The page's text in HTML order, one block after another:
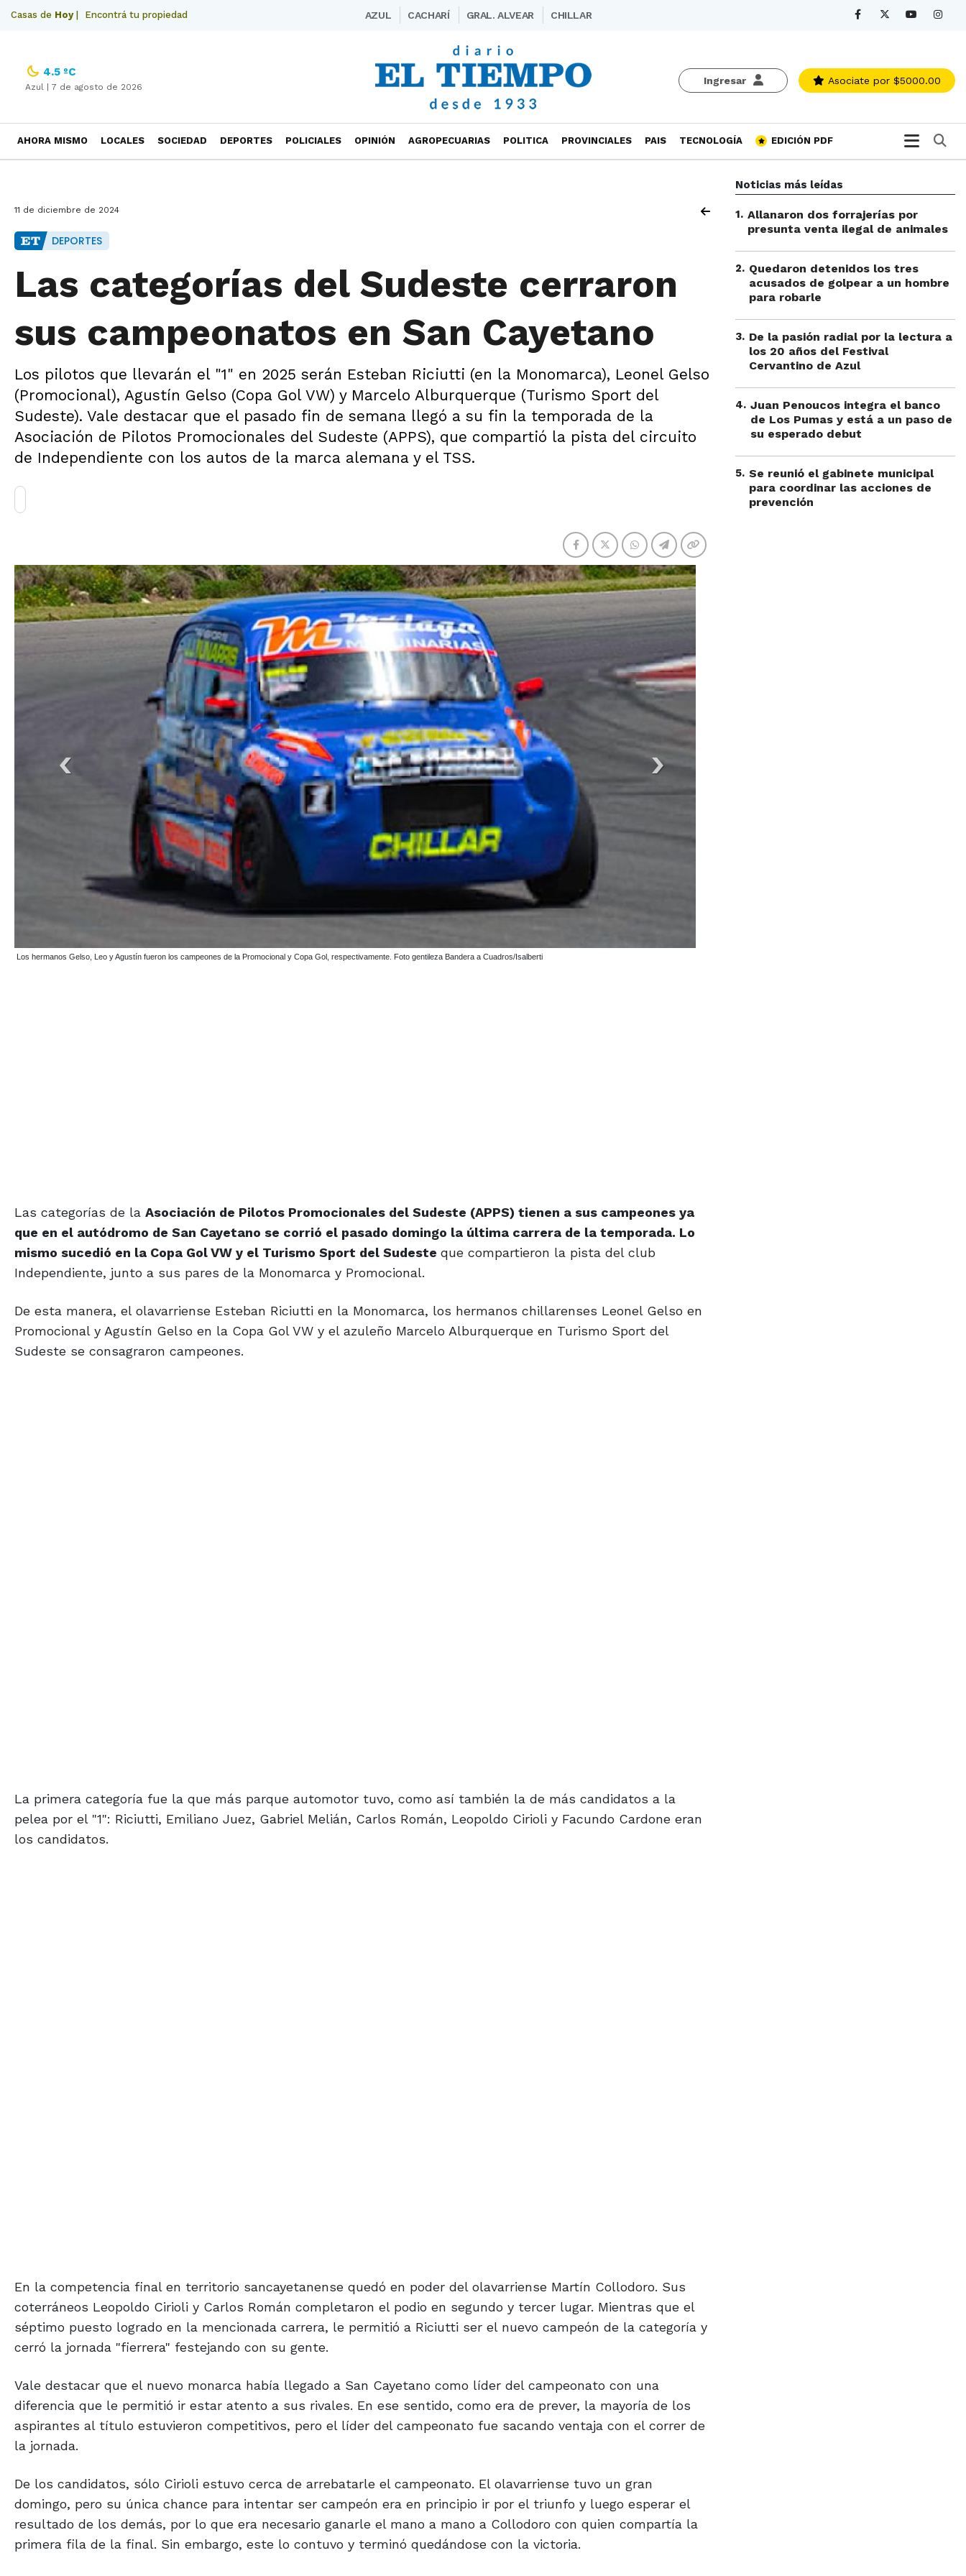
Casas de Hoy| Encontrá tu propiedad AZUL CACHARÍ GRAL. ALVEAR CHILLAR
Ingresar Asociate por $5000.00
4.5 ºC
Azul | 7 de agosto de 2026
AHORA MISMO LOCALES SOCIEDAD DEPORTES POLICIALES OPINIÓN AGROPECUARIAS POLITICA PROVINCIALES PAIS TECNOLOGÍA EDICIÓN PDF
11 de diciembre de 2024
DEPORTES
Las categorías del Sudeste cerraron
sus campeonatos en San Cayetano
Los pilotos que llevarán el "1" en 2025 serán Esteban Riciutti (en la Monomarca), Leonel Gelso
(Promocional), Agustín Gelso (Copa Gol VW) y Marcelo Alburquerque (Turismo Sport del
Sudeste). Vale destacar que el pasado fin de semana llegó a su fin la temporada de la
Asociación de Pilotos Promocionales del Sudeste (APPS), que compartió la pista del circuito
de Independiente con los autos de la marca alemana y el TSS.
Foto gentileza Bandera a Cuadros/Isalberti
Las categorías de la Asociación de Pilotos Promocionales del Sudeste (APPS) tienen a sus campeones ya
que en el autódromo de San Cayetano se corrió el pasado domingo la última carrera de la temporada. Lo
mismo sucedió en la Copa Gol VW y el Turismo Sport del Sudeste que compartieron la pista del club
Independiente, junto a sus pares de la Monomarca y Promocional.
De esta manera, el olavarriense Esteban Riciutti en la Monomarca, los hermanos chillarenses Leonel Gelso en
Promocional y Agustín Gelso en la Copa Gol VW y el azuleño Marcelo Alburquerque en Turismo Sport del
Sudeste se consagraron campeones.
La primera categoría fue la que más parque automotor tuvo, como así también la de más candidatos a la
pelea por el "1": Riciutti, Emiliano Juez, Gabriel Melián, Carlos Román, Leopoldo Cirioli y Facundo Cardone eran
los candidatos.
En la competencia final en territorio sancayetanense quedó en poder del olavarriense Martín Collodoro. Sus
coterráneos Leopoldo Cirioli y Carlos Román completaron el podio en segundo y tercer lugar. Mientras que el
séptimo puesto logrado en la mencionada carrera, le permitió a Riciutti ser el nuevo campeón de la categoría y
cerró la jornada "fierrera" festejando con su gente.
Vale destacar que el nuevo monarca había llegado a San Cayetano como líder del campeonato con una
diferencia que le permitió ir estar atento a sus rivales. En ese sentido, como era de prever, la mayoría de los
aspirantes al título estuvieron competitivos, pero el líder del campeonato fue sacando ventaja con el correr de
la jornada.
De los candidatos, sólo Cirioli estuvo cerca de arrebatarle el campeonato. El olavarriense tuvo un gran
domingo, pero su única chance para intentar ser campeón era en principio ir por el triunfo y luego esperar el
resultado de los demás, por lo que era necesario ganarle el mano a mano a Collodoro con quien compartía la
primera fila de la final. Sin embargo, este lo contuvo y terminó quedándose con la victoria.
Noticias más leídas
1. Allanaron dos forrajerías por
presunta venta ilegal de animales
2. Quedaron detenidos los tres
acusados de golpear a un hombre
para robarle
3. De la pasión radial por la lectura a
los 20 años del Festival
Cervantino de Azul
4. Juan Penoucos integra el banco
de Los Pumas y está a un paso de
su esperado debut
5. Se reunió el gabinete municipal
para coordinar las acciones de
prevención